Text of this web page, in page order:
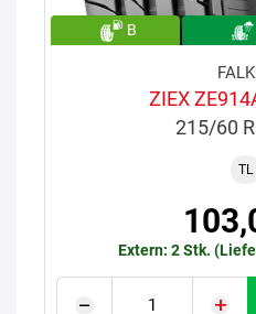
B
ZIEX
215/60
TL
Extern: 2 Stk.